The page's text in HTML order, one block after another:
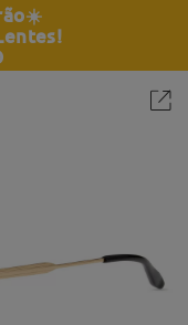
☀️